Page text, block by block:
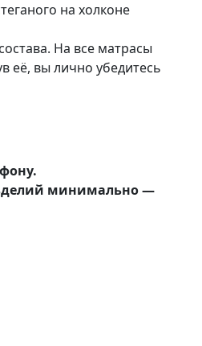
на холконе
На все матрасы
её, вы лично убедитесь
минимально —